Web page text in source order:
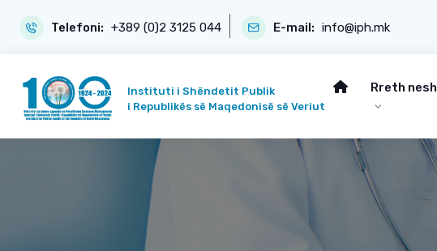
Telefoni: +389 (0)2 3125 044 E-mail: info@iph.mk
Instituti i Shëndetit Publik
i Republikës së Maqedonisë së Veriut
Rreth nesh